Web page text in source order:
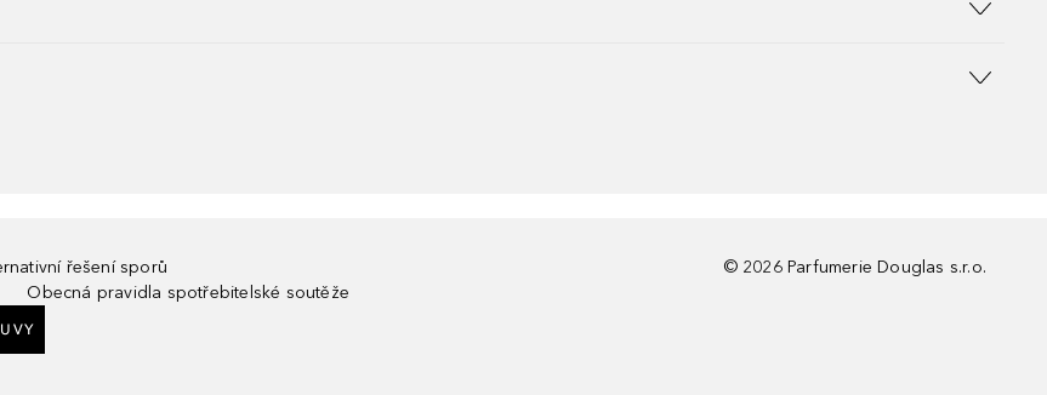
řešení sporů
Obecná pravidla spotřebitelské soutěže
© 2026 Parfumerie Douglas s.r.o.